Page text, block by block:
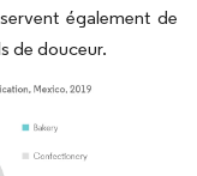
également de
de douceur.